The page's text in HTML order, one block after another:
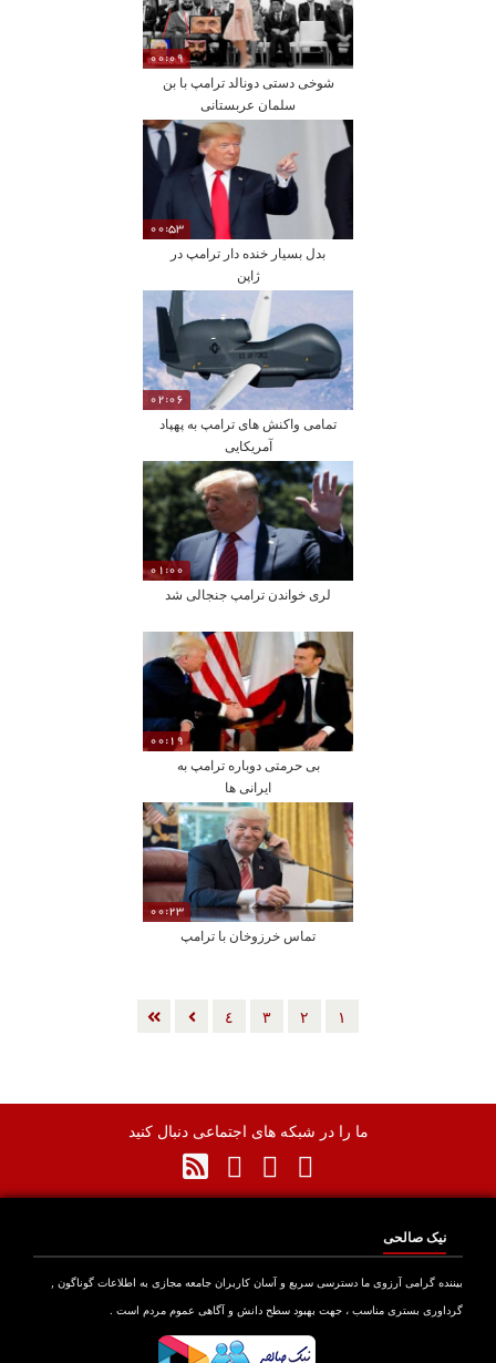
00:09
شوخی دستی دونالد ترامپ با بن
سلمان عربستانی
00:53
بدل بسیار خنده دار ترامپ در
ژاپن
02:06
تمامی واکنش های ترامپ به پهپاد
آمریکایی
01:00
لری خواندن ترامپ جنجالی شد
00:19
بی حرمتی دوباره ترامپ به
ایرانی ها
00:23
تماس خرزوخان با ترامپ
١ ٢ ٣ ٤
ما را در شبکه های اجتماعی دنبال کنید
نیک صالحی
بیننده گرامی آرزوی ما دسترسی سریع و آسان کاربران جامعه مجازی به اطلاعات گوناگون ,
گرداوری بستری مناسب ، جهت بهبود سطح دانش و آگاهی عموم مردم است .